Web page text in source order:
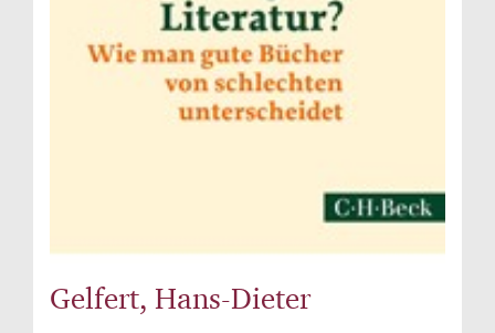
Gelfert, Hans-Dieter